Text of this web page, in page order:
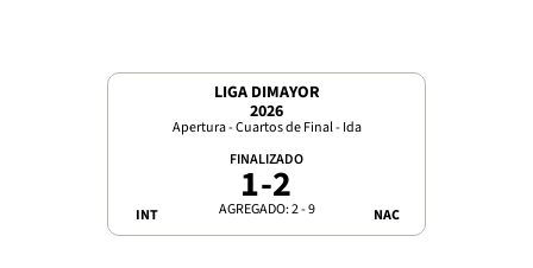
LIGA DIMAYOR
2026
Apertura - Cuartos de Final - Ida
INT
FINALIZADO
1-2
AGREGADO: 2 - 9 NAC